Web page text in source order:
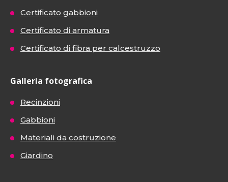
Certificato gabbioni
Certificato di armatura
Certificato di fibra per calcestruzzo
Galleria fotografica
Recinzioni
Gabbioni
Materiali da costruzione
Giardino